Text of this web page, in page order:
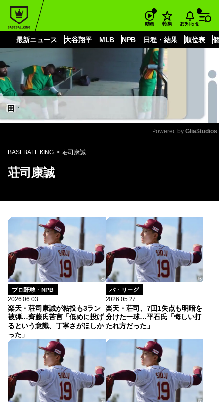
動画 特集 お知らせ
最新ニュース 大谷翔平 MLB NPB 日程・結果 順位表
もっと見る
Powered by GliaStudios
BASEBALL KING 荘司康誠
荘司康誠
プロ野球・NPB
2026.06.03
楽天・荘司康誠が粘投も3ラン
被弾…齊藤氏苦言「低めに投げ
るという意識、丁寧さがほしか
った」
パ・リーグ
2026.05.27
楽天・荘司、7回1失点も明暗を
分けた一球…平石氏「悔しい打
たれ方だった」